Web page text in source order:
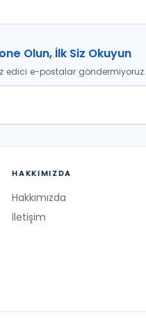
Olun, İlk Siz Okuyun
edici e-postalar göndermiyoruz.
HAKKIMIZDA
Hakkımızda
İletişim